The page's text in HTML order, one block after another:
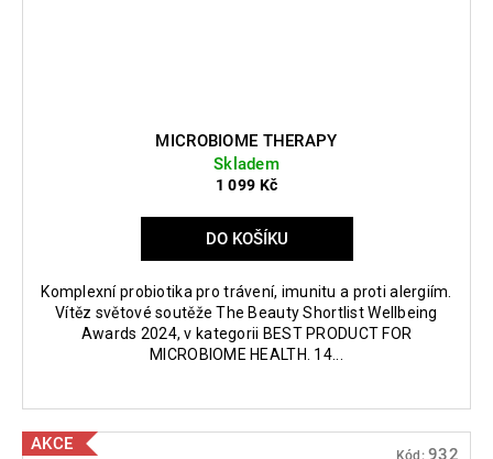
MICROBIOME THERAPY
Skladem
1 099 Kč
DO KOŠÍKU
Komplexní probiotika pro trávení, imunitu a proti alergiím.
Vítěz světové soutěže The Beauty Shortlist Wellbeing
Awards 2024, v kategorii BEST PRODUCT FOR
MICROBIOME HEALTH. 14...
AKCE
Kód:932